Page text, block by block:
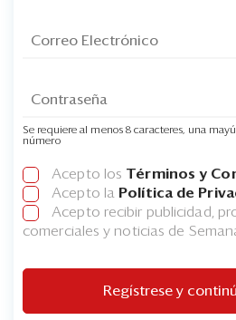
Se requiere al menos 8 caracteres, una
número
Acepto los Términos y
Acepto la Política de
Acepto recibir publicidad,
comerciales y noticias de
Regístrese y